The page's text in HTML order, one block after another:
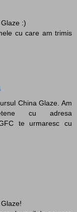
:)
cu care am trimis
China Glaze. Am
cu adresa
te urmaresc cu